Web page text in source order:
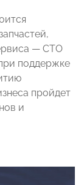
— СТO
поддержке
пройдет
и